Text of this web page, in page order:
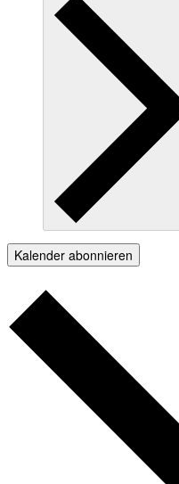
Kalender abonnieren